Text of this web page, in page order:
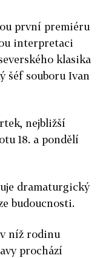
první premiéru
interpretaci
klasika
šéf souboru Ivan
nejbližší
18. a pondělí
dramaturgický
budoucnosti.
níž rodinu
prochází